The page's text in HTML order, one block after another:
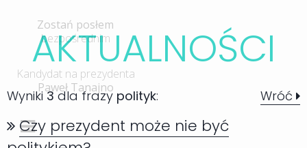
AKTUALNOŚCI
Wyniki3dla frazy polityk: Wróć
Czy prezydent może nie być
Zostań posłem
bezpośrednim
Kandydat na prezydenta
Paweł Tanajno